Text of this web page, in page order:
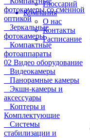
Глоссарий
Компания
О нас
Контакты
Расписание
фотокамеры со сменной
оптикой
Зеркальные
фотокамеры
Компактные
фотоаппараты
02 Видео оборудование
Видеокамеры
Панорамные камеры
Экшн-камеры и
аксессуары
Коптеры и
Комплектующие
Системы
стабилизации и